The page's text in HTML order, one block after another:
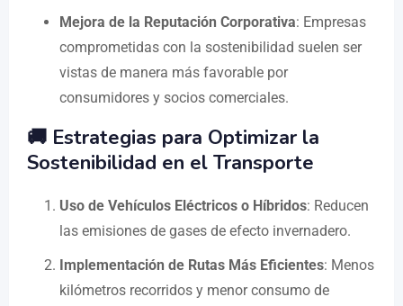
Mejora de la Reputación Corporativa: Empresas
comprometidas con la sostenibilidad suelen ser
vistas de manera más favorable por
consumidores y socios comerciales.
🚚 Estrategias para Optimizar la
Sostenibilidad en el Transporte
Uso de Vehículos Eléctricos o Híbridos: Reducen
las emisiones de gases de efecto invernadero.
Implementación de Rutas Más Eficientes: Menos
kilómetros recorridos y menor consumo de